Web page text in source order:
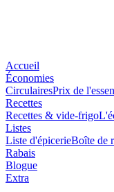
Accueil
Économies
CirculairesPrix de
Recettes
Recettes & vide-frigo
Listes
Liste d'épicerieBoîte de
Rabais
Blogue
Extra